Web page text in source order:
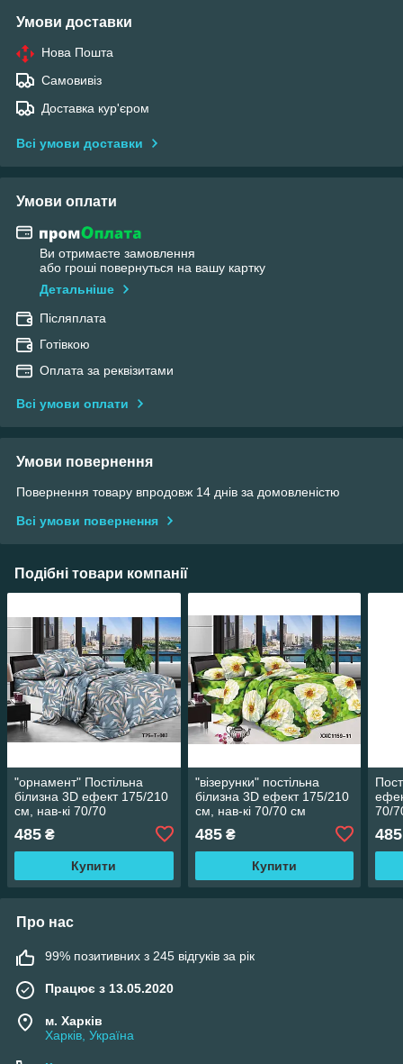
Умови доставки
Нова Пошта
Самовивіз
Доставка кур'єром
Всі умови доставки
Умови оплати
Ви отримаєте замовлення
або гроші повернуться на вашу картку
Детальніше
Післяплата
Готівкою
Оплата за реквізитами
Всі умови оплати
Умови повернення
Повернення товару впродовж 14 днів за домовленістю
Всі умови повернення
Подібні товари компанії
"орнамент" Постільна
білизна 3D ефект 175/210
см, нав-кі 70/70
485 ₴
Купити
"візерунки" постільна
білизна 3D ефект 175/210
см, нав-кі 70/70 см
485₴
Купити
70/
485
Про нас
99% позитивних з 245 відгуків за рік
Працює з 13.05.2020
м. Харків
Харків, Україна